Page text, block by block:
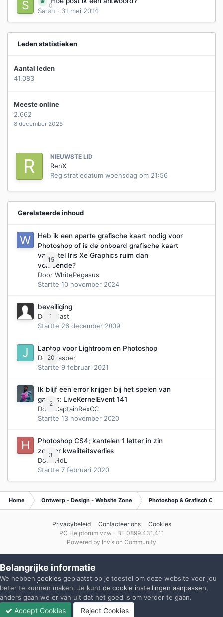
0
Sarah · 31 mei 2014
Leden statistieken
Aantal leden
41.083
Meeste online
2.662
8 december 2025
NIEUWSTE LID
RenX
Registratiedatum woensdag om 21:56
Gerelateerde inhoud
15
Heb ik een aparte grafische kaart nodig voor
Photoshop of is de onboard grafische kaart
van Intel Iris Xe Graphics ruim dan
voldoende?
Door WhitePegasus
Startte 10 november 2024
1
beveiliging
Door Gast
Startte 26 december 2009
20
Laptop voor Lightroom en Photoshop
Door Jasper
Startte 9 februari 2021
2
Ik blijf een error krijgen bij het spelen van
games: LiveKernelEvent 141
Door CaptainRexCC
Startte 13 november 2020
3
Photoshop CS4; kantelen 1 letter in zin
zonder kwaliteitsverlies
Door HdL
Startte 7 februari 2020
Home Ontwerp - Design - Website Zone Photoshop & Grafisch
Privacybeleid Contacteer ons
Cookies
PC Helpforum vzw - BE 0899.431.411
Powered by Invision Community
Belangrijke informatie
We hebben cookies geplaatst op je toestel om deze website voor jou
beter te kunnen maken. Je kunt de cookie instellingen aanpassen,
anders gaan we er van uit dat het goed is om verder te gaan.
Accept Cookies Reject Cookies